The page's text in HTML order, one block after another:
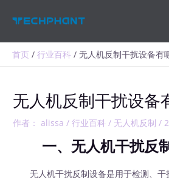
首页 行业百科 无人机反制干扰设备有
无人机反制干扰设备
作者： alissa/行业百科 / 无人机反制 /
一、无人机干扰反
无人机干扰反制设备是用于检测、干